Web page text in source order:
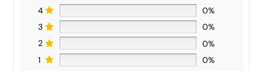
4
0%
3
0%
2
0%
1
0%